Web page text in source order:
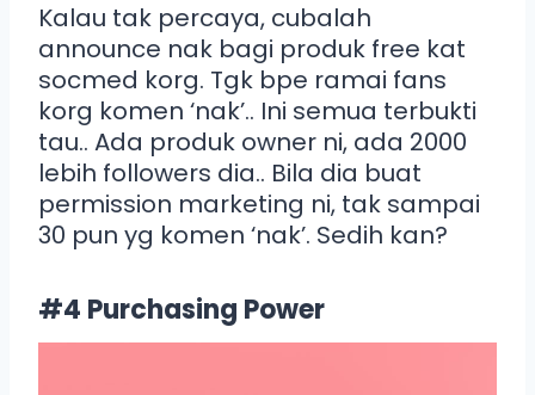
Kalau tak percaya, cubalah
announce nak bagi produk free kat
socmed korg. Tgk bpe ramai fans
korg komen ‘nak’.. Ini semua terbukti
tau.. Ada produk owner ni, ada 2000
lebih followers dia.. Bila dia buat
permission marketing ni, tak sampai
30 pun yg komen ‘nak’. Sedih kan?
#4 Purchasing Power